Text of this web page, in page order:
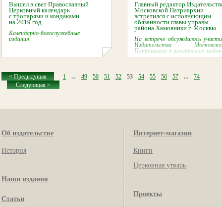
Вышел в свет Православный
Церковный календарь
с тропарями и кондаками
на 2019 год
Календарно-богослужебные
издания
Главный редактор
Московской Патриархии
встретился с исполняющим
обязанности главы управы
района Хамовники г. Москвы
На встрече обсуждалось
Издательства
Патриархии в программах
Хамовники.
< Предыдущая 1 ... 49 50 51 52 53 54 55 56 57 ...
74
Следующая >
Об издательстве
История
Наши издания
Статьи
Интернет-магазин
Книги
Церковная утварь
Проекты